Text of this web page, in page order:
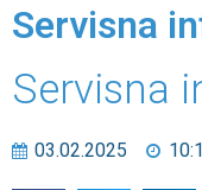
Servisna
Servisna
03.02.2025